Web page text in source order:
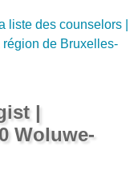
liste des counselors |
de Bruxelles-
|
Woluwe-